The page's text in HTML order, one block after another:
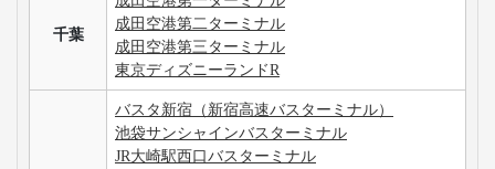
千葉
成田空港第二ターミナル
成田空港第三ターミナル
東京ディズニーランドR
バスタ新宿（新宿高速バスターミナル）
池袋サンシャインバスターミナル
JR大崎駅西口バスターミナル